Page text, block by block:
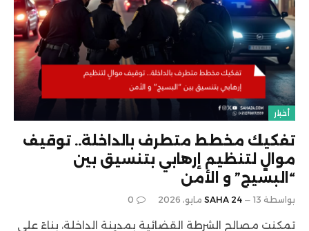
أخبار
تفكيك مخطط متطرف بالداخلة.. توقيف
موالٍ لتنظيم إرهابي بتنسيق بين
“البسيج” و الأمن
بواسطة SAHA 24 13 مايو، 2026 0
تمكنت مصالح الشرطة القضائية بمدينة الداخلة، بناءً على